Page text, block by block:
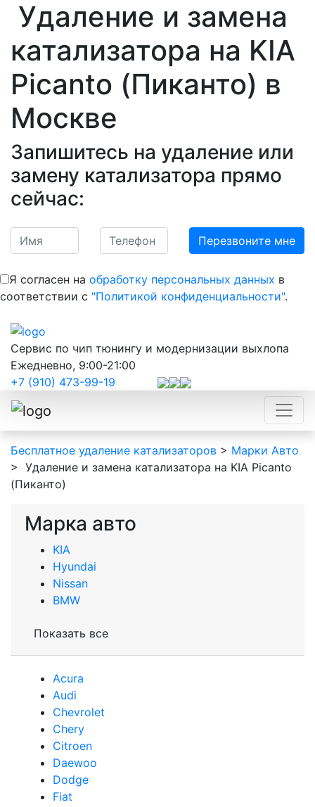
Удаление и замена
катализатора на KIA
Picanto (Пиканто) в
Москве
Запишитесь на удаление или
замену катализатора прямо
сейчас:
Я согласен на обработку персональных данных в
соответствии с "Политикой конфиденциальности".
Сервис по чип тюнингу и модернизации выхлопа
Ежедневно, 9:00-21:00
+7 (910) 473-99-19
Бесплатное удаление катализаторов > Марки Авто
> Удаление и замена катализатора на KIA Picanto
(Пиканто)
Марка авто
KIA
Hyundai
Nissan
BMW
Показать все
Acura
Audi
Сhevrolet
Chery
Сitroen
Daewoo
Dodge
Fiat